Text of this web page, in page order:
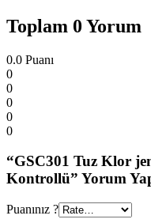
Toplam 0 Yorum
0.0 Puanı
0
0
0
0
0
“GSC301 Tuz Klor
Kontrollü” Yorum
Puanınız ?